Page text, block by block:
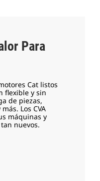
Para
Cat listos
flexible y sin
de piezas,
Los CVA
máquinas y
nuevos.